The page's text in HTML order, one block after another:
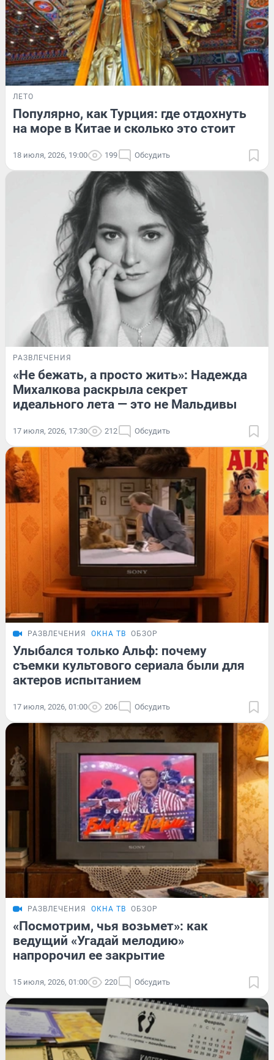
ЛЕТО
Популярно, как Турция: где отдохнуть
на море в Китае и сколько это стоит
18 июля, 2026, 19:00 199 Обсудить
РАЗВЛЕЧЕНИЯ
«Не бежать, а просто жить»: Надежда
Михалкова раскрыла секрет
идеального лета — это не Мальдивы
17 июля, 2026, 17:30 212 Обсудить
РАЗВЛЕЧЕНИЯ ОКНА ТВ ОБЗОР
Улыбался только Альф: почему
съемки культового сериала были для
актеров испытанием
17 июля, 2026, 01:00 206 Обсудить
РАЗВЛЕЧЕНИЯ ОКНА ТВ ОБЗОР
«Посмотрим, чья возьмет»: как
ведущий «Угадай мелодию»
напророчил ее закрытие
15 июля, 2026, 01:00 220 Обсудить